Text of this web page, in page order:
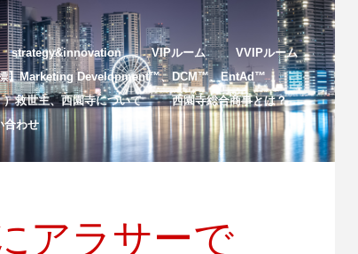
strategy&innovation VIPルーム
VVIPルーム
】Marketing Development™️、DCM™️、EntAd™️
救世主、西園寺について
西園寺総合商事とは？
合わせ
アラサーで